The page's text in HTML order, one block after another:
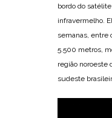
bordo do
infravermelho.
semanas, entre
5.500 metros,
região noroeste
sudeste